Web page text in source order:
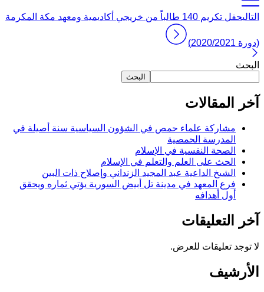
التالي حفل تكريم 140 طالباً من خريجي أكاديمية ومعهد مكة المكرمة
(دورة 2020/2021)
البحث
البحث
آخر المقالات
مشاركة علماء حمص في الشؤون السياسية سنة أصيلة في
المدرسة الحمصية
الصحة النفسية في الإسلام
الحث على العلم والتعلم في الإسلام
الشيخ الداعية عبد المجيد الزنداني وإصلاح ذات البين
فرع المعهد في مدينة تل أبيض السورية يؤتي ثماره ويحقق
أول أهدافه
آخر التعليقات
لا توجد تعليقات للعرض.
الأرشيف